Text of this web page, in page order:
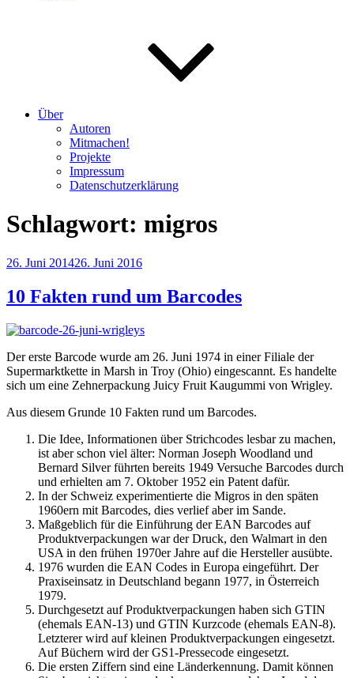
Über
Autoren
Mitmachen!
Projekte
Impressum
Datenschutzerklärung
Schlagwort: migros
Veröffentlicht
26. Juni 201426. Juni 2016
10 Fakten rund um Barcodes
Der erste Barcode wurde am 26. Juni 1974 in einer Filiale der
Supermarktkette in Marsh in Troy (Ohio) eingescannt. Es handelte
sich um eine Zehnerpackung Juicy Fruit Kaugummi von Wrigley.
Aus diesem Grunde 10 Fakten rund um Barcodes.
Die Idee, Informationen über Strichcodes lesbar zu machen,
ist aber schon viel älter: Norman Joseph Woodland und
Bernard Silver führten bereits 1949 Versuche Barcodes durch
und erhielten am 7. Oktober 1952 ein Patent dafür.
In der Schweiz experimentierte die Migros in den späten
1960ern mit Barcodes, dies verlief aber im Sande.
Maßgeblich für die Einführung der EAN Barcodes auf
Produktverpackungen war der Druck, den Walmart in den
USA in den frühen 1970er Jahre auf die Hersteller ausübte.
1976 wurden die EAN Codes in Europa eingeführt. Der
Praxiseinsatz in Deutschland begann 1977, in Österreich
1979.
Durchgesetzt auf Produktverpackungen haben sich GTIN
(ehemals EAN-13) und GTIN Kurzcode (ehemals EAN-8).
Letzterer wird auf kleinen Produktverpackungen eingesetzt.
Auf Büchern wird der GS1-Pressecode eingesetzt.
Die ersten Ziffern sind eine Länderkennung. Damit können